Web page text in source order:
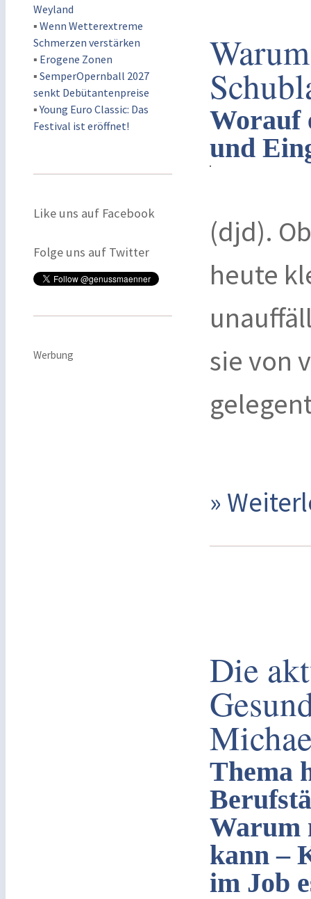
Weyland
▪ Wenn Wetterextreme
Schmerzen verstärken
▪ Erogene Zonen
▪ SemperOpernball 2027
senkt Debütantenpreise
▪Young Euro Classic: Das
Festival ist eröffnet!
Like uns auf Facebook
Folge uns auf Twitter
Werbung
Worauf
und
(djd).
heute
sie von
»
Die
Thema
Warum
kann –
im Job